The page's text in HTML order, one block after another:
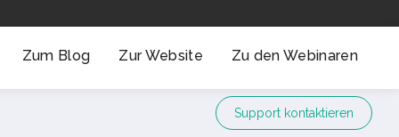
Zum Blog Zur Website Zu den Webinaren
Support kontaktieren